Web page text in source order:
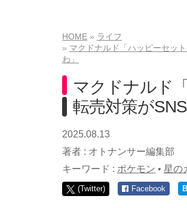
HOME
ライフ
マクドナルド「ハッピーセッ
わ」
マクドナルド
転売対策が
2025.08.13
著者 : オトナンサー編集部
キーワード : ポケモン • 星の
(Twitter) Facebook